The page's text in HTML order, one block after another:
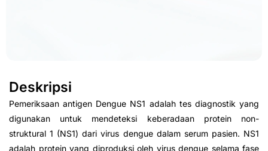
Deskripsi
Pemeriksaan antigen Dengue NS1 adalah tes diagnostik yang
digunakan untuk mendeteksi keberadaan protein non-
struktural 1 (NS1) dari virus dengue dalam serum pasien. NS1
adalah protein yang diproduksi oleh virus dengue selama fase